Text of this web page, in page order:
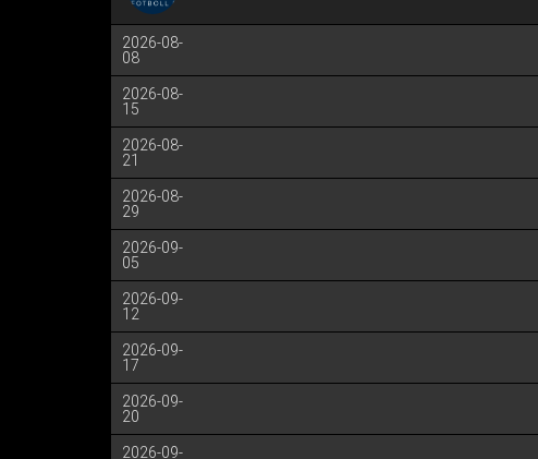
2026-08-
08
2026-08-
15
2026-08-
21
2026-08-
29
2026-09-
05
2026-09-
12
2026-09-
17
2026-09-
20
2026-09-